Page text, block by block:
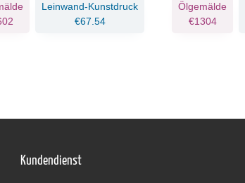
Leinwand-Kunstdruck
€67.54
Ölgemälde
€1304
Kundendienst